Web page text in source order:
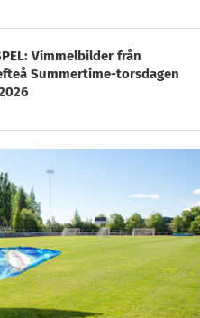
Vimmelbilder från
Summertime-torsdagen